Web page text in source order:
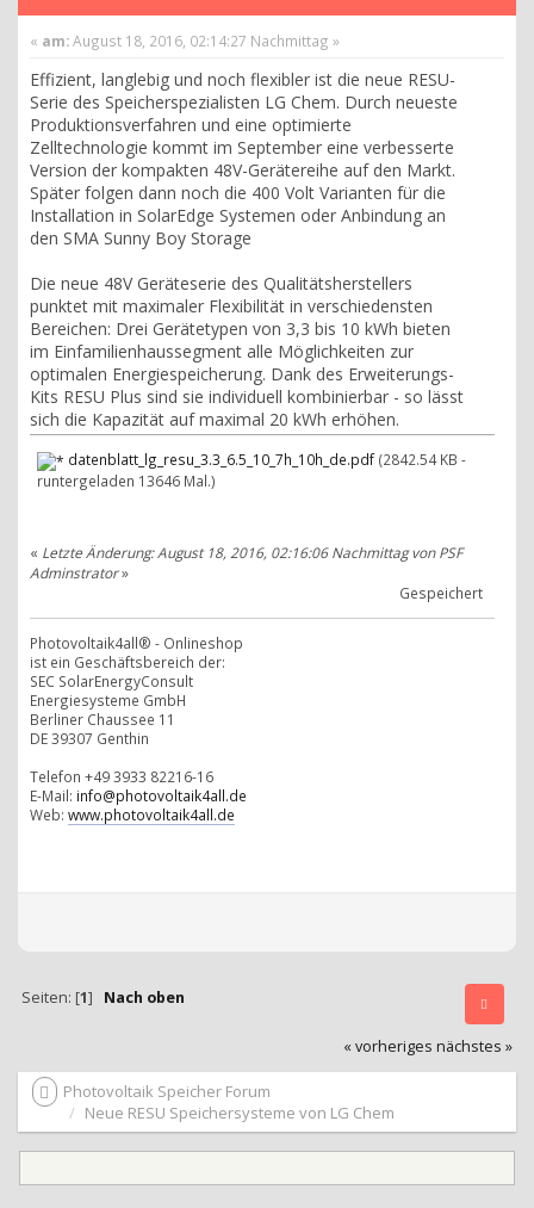
« am:August 18, 2016, 02:14:27 Nachmittag »
Effizient, langlebig und noch flexibler ist die neue RESU-
Serie des Speicherspezialisten LG Chem. Durch neueste
Produktionsverfahren und eine optimierte
Zelltechnologie kommt im September eine verbesserte
Version der kompakten 48V-Gerätereihe auf den Markt.
Später folgen dann noch die 400 Volt Varianten für die
Installation in SolarEdge Systemen oder Anbindung an
den SMA Sunny Boy Storage
Die neue 48V Geräteserie des Qualitätsherstellers
punktet mit maximaler Flexibilität in verschiedensten
Bereichen: Drei Gerätetypen von 3,3 bis 10 kWh bieten
im Einfamilienhaussegment alle Möglichkeiten zur
optimalen Energiespeicherung. Dank des Erweiterungs-
Kits RESU Plus sind sie individuell kombinierbar - so lässt
sich die Kapazität auf maximal 20 kWh erhöhen.
datenblatt_lg_resu_3.3_6.5_10_7h_10h_de.pdf(2842.54 KB -
runtergeladen 13646 Mal.)
« Letzte Änderung: August 18, 2016, 02:16:06 Nachmittag von PSF
Adminstrator»
Gespeichert
Photovoltaik4all® - Onlineshop
ist ein Geschäftsbereich der:
SEC SolarEnergyConsult
Energiesysteme GmbH
Berliner Chaussee 11
DE 39307 Genthin
Telefon +49 3933 82216-16
E-Mail: info@photovoltaik4all.de
Web: www.photovoltaik4all.de
Seiten: [1] Nach oben
« vorheriges nächstes »
Photovoltaik Speicher Forum
Neue RESU Speichersysteme von LG Chem